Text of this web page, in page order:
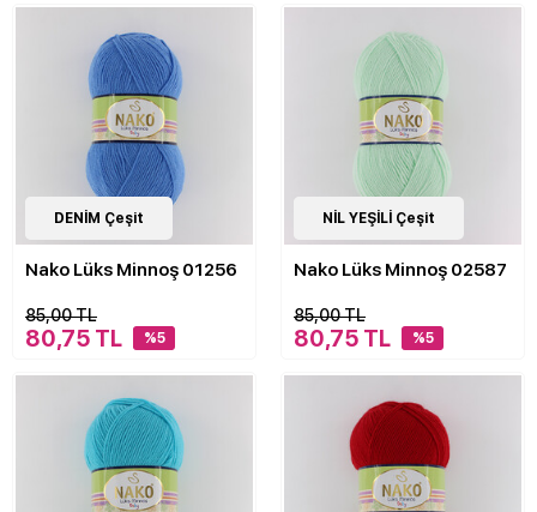
21Çeşit
DENİM Çeşit
Nako Lüks Minnoş 01256
85,00 TL
80,75 TL %5
21 Çeşit
NİL YEŞİLİ Çeşit
Nako Lüks Minnoş 02587
85,00 TL
80,75 TL %5